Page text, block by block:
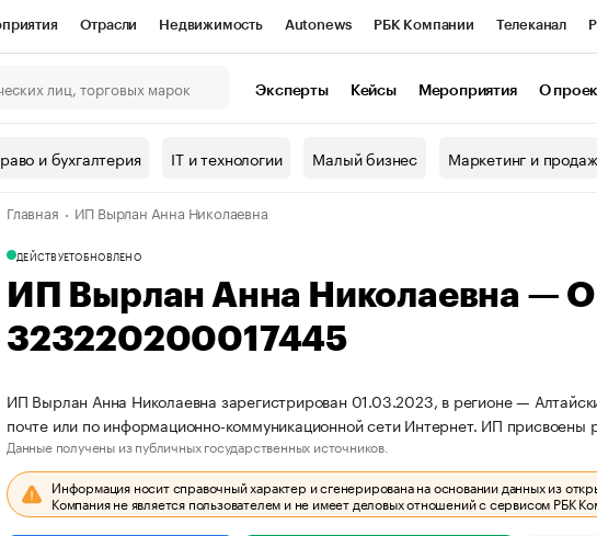
Отрасли Недвижимость Autonews РБК Компании Телеканал
Спецпроекты Проверка контрагентов
валюты
Эксперты Кейсы Мероприятия О
и бухгалтерия IT и технологии Малый бизнес Маркетинг и
Главная ИП Вырлан Анна Николаевна
ДЕЙСТВУЕТОБНОВЛЕНО
ИП Вырлан Анна Николаевна —
323220200017445
ИП Вырлан Анна Николаевна зарегистрирован 01.03.2023, в регионе —
почте или по информационно-коммуникационной сети Интернет. ИП
Данные получены из публичных государственных источников.
Информация носит справочный характер и сгенерирована на основании данных из
Компания не является пользователем и не имеет деловых отношений с сервисом РБК